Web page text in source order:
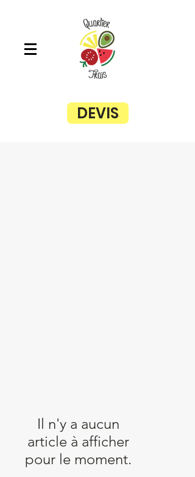
DEVIS
Il n'y a aucun
article à afficher
pour le moment.